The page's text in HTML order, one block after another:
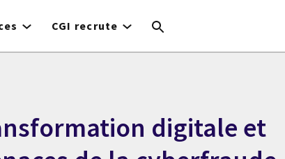
CGI recrute
digitale et